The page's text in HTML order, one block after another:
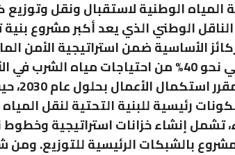
الوطنية لاستقبال ونقل
الوطني الذي يعد أكبر مشروع بنية
الأساسية ضمن استراتيجية الأمن
الشرب في الأردن.
ومن
رئيسية للبنية التحتية لنقل
تشمل إنشاء خزانات استراتيجية وخطوط
بالشبكات الرئيسية للتوزيع. ومن